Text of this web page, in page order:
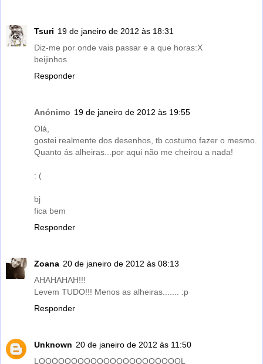
Tsuri 19 de janeiro de 2012 às 18:31
Diz-me por onde vais passar e a que horas:X
beijinhos
Responder
Anónimo 19 de janeiro de 2012 às 19:55
Olá,
gostei realmente dos desenhos, tb costumo fazer o mesmo.
Quanto ás alheiras...por aqui não me cheirou a nada!
: (
bj
fica bem
Responder
Zoana 20 de janeiro de 2012 às 08:13
AHAHAHAH!!!
Levem TUDO!!! Menos as alheiras....... :p
Responder
Unknown 20 de janeiro de 2012 às 11:50
LOOOOOOOOOOOOOOOOOOOOOOL